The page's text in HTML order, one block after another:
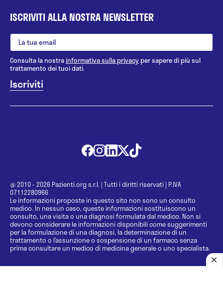
ISCRIVITI ALLA NOSTRA NEWSLETTER
Consulta la nostrainformativa sulla privacy per sapere di più sul
trattamento dei tuoi dati.
@ 2010 - 2026 Pazienti.org s.r.l. | Tutti i diritti riservati | P.IVA
07112280966
Le informazioni proposte in questo sito non sono un consulto
medico. In nessun caso, queste informazioni sostituiscono un
consulto, una visita o una diagnosi formulata dal medico. Non si
devono considerare le informazioni disponibili come suggerimenti
per la formulazione di una diagnosi, la determinazione di un
trattamento o l’assunzione o sospensione di un farmaco senza
prima consultare un medico di medicina generale o uno specialista.